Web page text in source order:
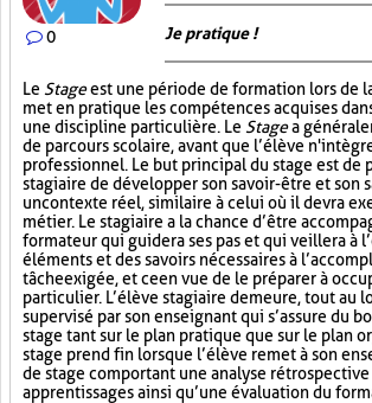
0 Je pratique !
Le Stageest une période de formation lors de
met en pratique les compétences acquises
une discipline particulière. Le Stagea
de parcours scolaire, avant que l’élève
professionnel. Le but principal du stage est de
stagiaire de développer son savoir-être et son
un contexte réel, similaire à celui où il devra
métier. Le stagiaire a la chance d’être
formateur qui guidera ses pas et qui veillera à
éléments et des savoirs nécessaires à
tâche exigée, et ce en vue de le préparer à
particulier. L’élève stagiaire demeure, tout au
supervisé par son enseignant qui s’assure du
stage tant sur le plan pratique que sur le plan
stage prend fin lorsque l’élève remet à son
de stage comportant une analyse rétrospective
apprentissages ainsi qu’une évaluation du